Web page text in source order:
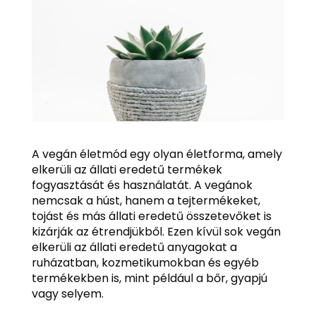
A vegán életmód egy olyan életforma, amely
elkerüli az állati eredetű termékek
fogyasztását és használatát. A vegánok
nemcsak a húst, hanem a tejtermékeket,
tojást és más állati eredetű összetevőket is
kizárják az étrendjükből. Ezen kívül sok vegán
elkerüli az állati eredetű anyagokat a
ruházatban, kozmetikumokban és egyéb
termékekben is, mint például a bőr, gyapjú
vagy selyem.